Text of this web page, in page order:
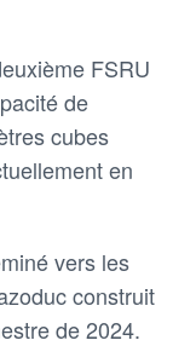
FSRU
de
cubes
en
vers les
construit
de 2024.